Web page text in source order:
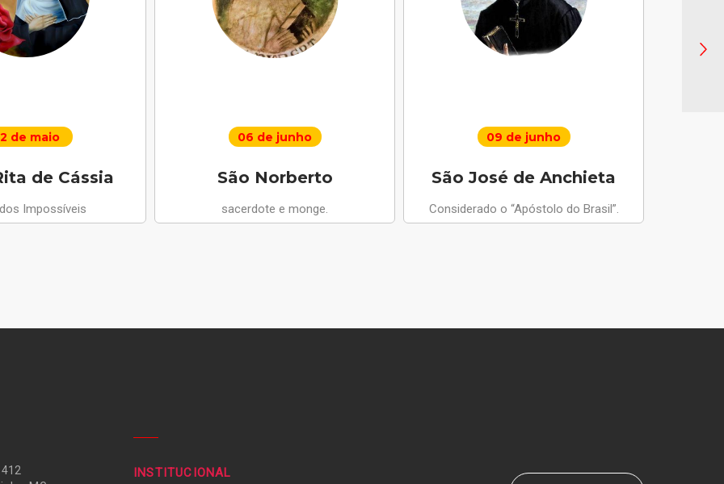
de maio
de Cássia
Impossíveis
06 de junho
São Norberto
sacerdote e monge.
09 de junho
São José de Anchieta
Considerado o “Apóstolo do Brasil”.
INSTITUCIONAL